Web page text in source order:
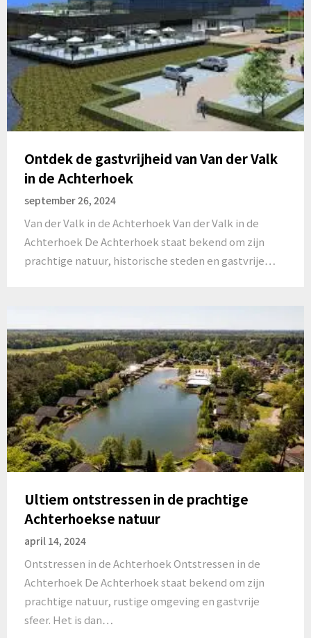
Ontdek de gastvrijheid van Van der Valk
in de Achterhoek
september 26, 2024
Van der Valk in de Achterhoek Van der Valk in de
Achterhoek De Achterhoek staat bekend om zijn
prachtige natuur, historische steden en gastvrije…
Ultiem ontstressen in de prachtige
Achterhoekse natuur
april 14, 2024
Ontstressen in de Achterhoek Ontstressen in de
Achterhoek De Achterhoek staat bekend om zijn
prachtige natuur, rustige omgeving en gastvrije
sfeer. Het is dan…